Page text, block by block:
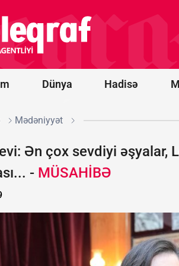
Dünya Hadisə
Mədəniyyət
Ən çox sevdiyi əşyalar,
- MÜSAHİBƏ